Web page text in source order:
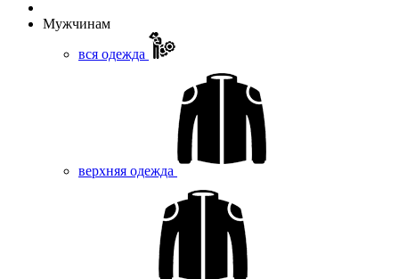
Мужчинам
вся одежда
верхняя одежда